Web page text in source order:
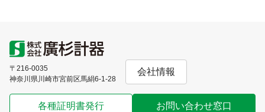
〒216-0035
神奈川県川崎市宮前区馬絹6-1-28
会社情報
各種証明書発行 お問い合わせ窓口